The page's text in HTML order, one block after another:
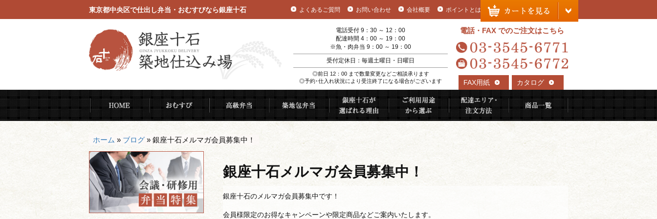
東京都中央区で仕出し弁当・おむすびなら銀座十石 よくあるご質問 お問い合わせ 会社概要 ポイントとは
電話受付 9：30 ～ 12：00
配達時間 4：00 ～ 19：00
※魚・肉弁当 9：00 ～ 19：00
受付定休日：毎週土曜日・日曜日
◎前日 12：00 まで数量変更などご相談承ります
◎予約･仕入れ状況により受注終了になる場合がございます
電話・FAX でのご注文はこちら
FAX用紙
カタログ
ン
テ
HOME おむすび 高級弁当 築地包弁当 銀座十石が選ばれる理由ご利用用途から選ぶ 配達エリア・注文方法商品一覧
ホーム » ブログ » 銀座十石メルマガ会員募集中！
銀座十石メルマガ会員募集中！
銀座十石のメルマガ会員募集中です！
会員様限定のお得なキャンペーンや限定商品などご案内いたします。